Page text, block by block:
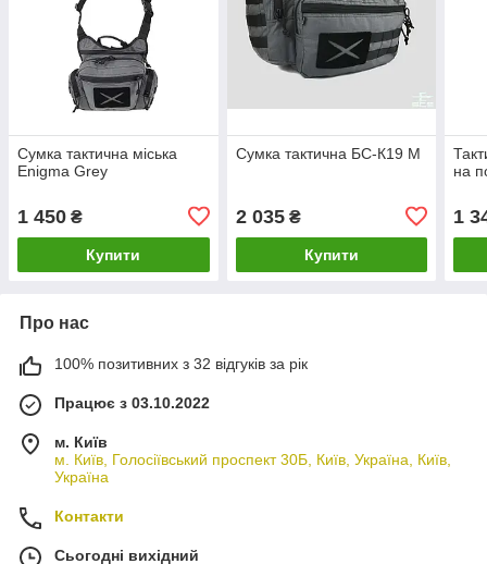
Сумка тактична міська
Enigma Grey
1 450 ₴
Купити
Сумка тактична БС-К19 M
2 035₴
Купити
на
1
Про нас
100% позитивних з 32 відгуків за рік
Працює з 03.10.2022
м. Київ
м. Київ, Голосіївський проспект 30Б, Київ, Україна, Київ,
Україна
Контакти
Сьогодні вихідний